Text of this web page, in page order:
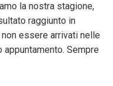
la nostra stagione,
raggiunto in
essere arrivati nelle
Sempre